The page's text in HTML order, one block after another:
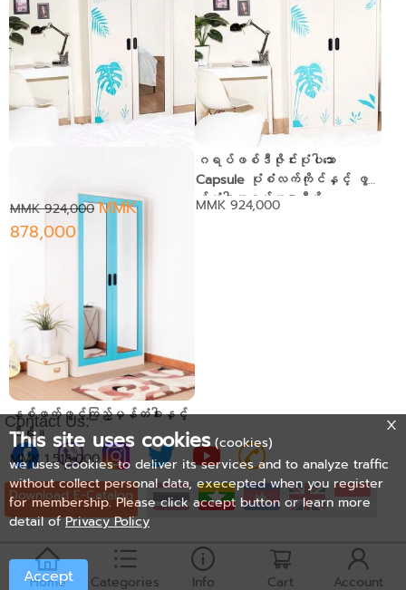
မွန်စထီရီယာပန်း ဂရပ်ဖစ်
ဒီဇိုင်း - Ixy Mild collection
MMK 924,000 MMK
878,000
ဂရပ်ဖစ်ဒီဇိုင်းပုံပါသော
Capsule ပုံစံလက်ကိုင်နှင့် ဖွ
င့်တံခါးအဝတ်အစားဗီဒို
MMK 924,000
နှစ်ဖက်ဖွင့်​ကြည့်မှန်တံခါးနှင့်
ဗီရို။
MMK 1,518,000
Contact Us:
Download E-Catalog
This site uses cookies (cookies)
we uses cookies to deliver its services and to analyze traffic
without collect personal data, execepted when you register
for membership. Please click accept button or learn more
detail of Privacy Policy
Accept
Home Categories Info Cart Account